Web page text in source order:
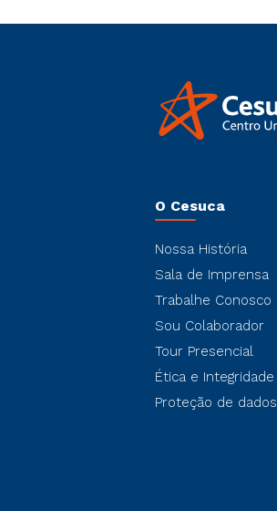
O Cesuca
Nossa História
Sala de Imprensa
Trabalhe Conosco
Sou Colaborador
Tour Presencial
Ética e Integridade
Proteção de dados